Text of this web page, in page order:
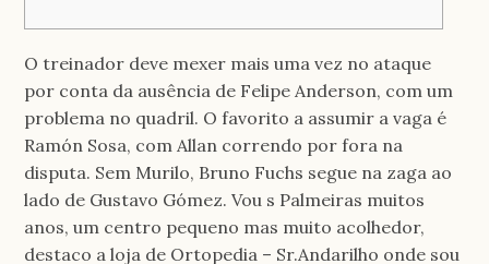
O treinador deve mexer mais uma vez no ataque
por conta da ausência de Felipe Anderson, com um
problema no quadril. O favorito a assumir a vaga é
Ramón Sosa, com Allan correndo por fora na
disputa. Sem Murilo, Bruno Fuchs segue na zaga ao
lado de Gustavo Gómez. Vou s Palmeiras muitos
anos, um centro pequeno mas muito acolhedor,
destaco a loja de Ortopedia – Sr.Andarilho onde sou